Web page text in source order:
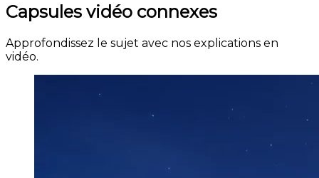
Capsules vidéo connexes
Approfondissez le sujet avec nos explications en
vidéo.